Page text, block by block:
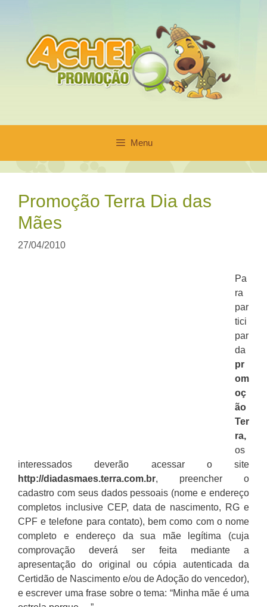
conteúdo
Menu
Promoção Terra Dia das
Mães
27/04/2010
Pa
ra
par
tici
par
da
pr
om
oç
ão
Ter
ra,
os
interessados deverão acessar o site
http://diadasmaes.terra.com.br, preencher o
cadastro com seus dados pessoais (nome e endereço
completos inclusive CEP, data de nascimento, RG e
CPF e telefone para contato), bem como com o nome
completo e endereço da sua mãe legítima (cuja
comprovação deverá ser feita mediante a
apresentação do original ou cópia autenticada da
Certidão de Nascimento e/ou de Adoção do vencedor),
e escrever uma frase sobre o tema: “Minha mãe é uma